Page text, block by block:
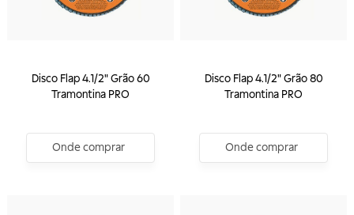
Disco Flap 4.1/2" Grão 60
Tramontina PRO
Onde comprar
Disco Flap 4.1/2" Grão 80
Tramontina PRO
Onde comprar